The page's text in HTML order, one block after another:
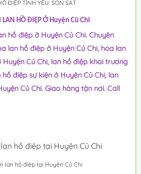
ĐIỆP TÌNH YÊU: SON SẮT
LAN HỒ ĐIỆP Ở Huyện Củ Chi
hồ điệp ở Huyện Củ Chi. Chuyên
lan hồ điệp ở Huyện Củ Chi, hoa lan
Củ Chi, lan hồ điệp khai trương
điệp sự kiện ở Huyện Củ Chi, lan
Củ Chi. Giao hàng tận nơi. Call
lan hồ điệp tại Huyện Củ Chi